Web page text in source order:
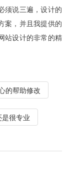
须说三遍，设计的
案，并且我提供的
站设计的非常的精
的帮助修改
很专业